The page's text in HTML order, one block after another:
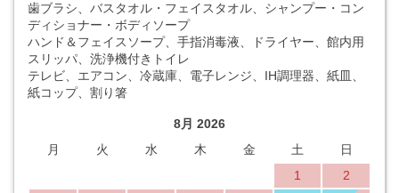
歯ブラシ、バスタオル・フェイスタオル、シャンプー・コン
ディショナー・ボディソープ
ハンド＆フェイスソープ、手指消毒液、ドライヤー、館内用
スリッパ、洗浄機付きトイレ
テレビ、エアコン、冷蔵庫、電子レンジ、IH調理器、紙皿、
紙コップ、割り箸
8月 2026
月
火 水 木 金 土
日
1
2